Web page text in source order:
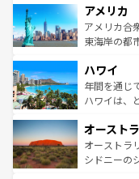
ンツ一覧を
の建物がそ
博物館もあ
ことができ
ば市内交通費
着のスイス
アメリカ
アメリカ合
東海岸の都
のような巨
ンメントが
西部には大
部のニュー
文化が魅力
しみながら
ハワイ
年間を通じ
ハワイは、
ワイ島は見
島だが、静
おすすめ。
オースト
オーストラ
シドニーの